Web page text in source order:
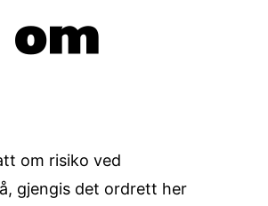
om
om risiko ved
gjengis det ordrett her